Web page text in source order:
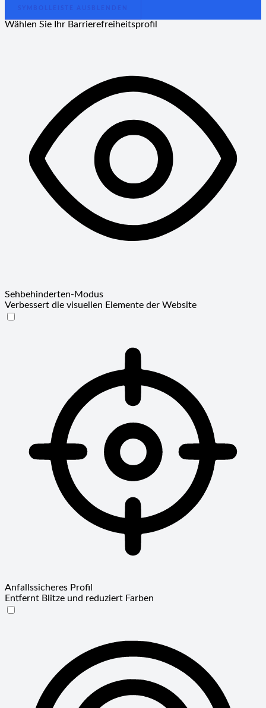
Wählen Sie Ihr Barrierefreiheitsprofil
Sehbehinderten-Modus
Verbessert die visuellen Elemente der Website
Anfallssicheres Profil
Entfernt Blitze und reduziert Farben